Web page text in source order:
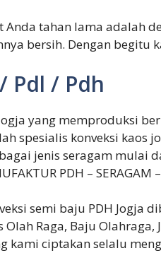
Anda tahan lama adalah
bersih. Dengan begitu
Pdl / Pdh
yang memproduksi
spesialis konveksi kaos
jenis seragam mulai
PDH – SERAGAM –
semi baju PDH Jogja
Raga, Baju Olahraga,
kami ciptakan selalu